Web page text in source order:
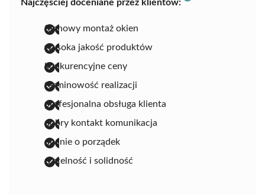
Najczęściej doceniane przez klientów:
fachowy montaż okien
wysoka jakość produktów
konkurencyjne ceny
terminowość realizacji
profesjonalna obsługa klienta
dobry kontakt komunikacja
dbanie o porządek
rzetelność i solidność